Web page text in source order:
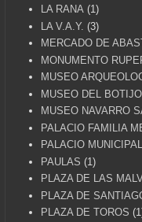
LA RANA (1)
LA V.A.Y. (3)
MERCADO DE
MONUMENTO
MUSEO
MUSEO DEL BOTIJO
MUSEO NAVARRO
PALACIO FAMILIA
PALACIO MUNICIPAL
PAULAS (1)
PLAZA DE LAS
PLAZA DE
PLAZA DE TOROS